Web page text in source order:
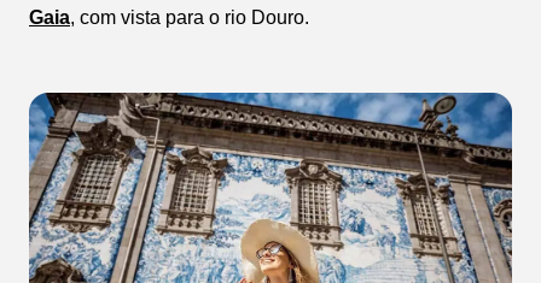
Gaia, com vista para o rio Douro.